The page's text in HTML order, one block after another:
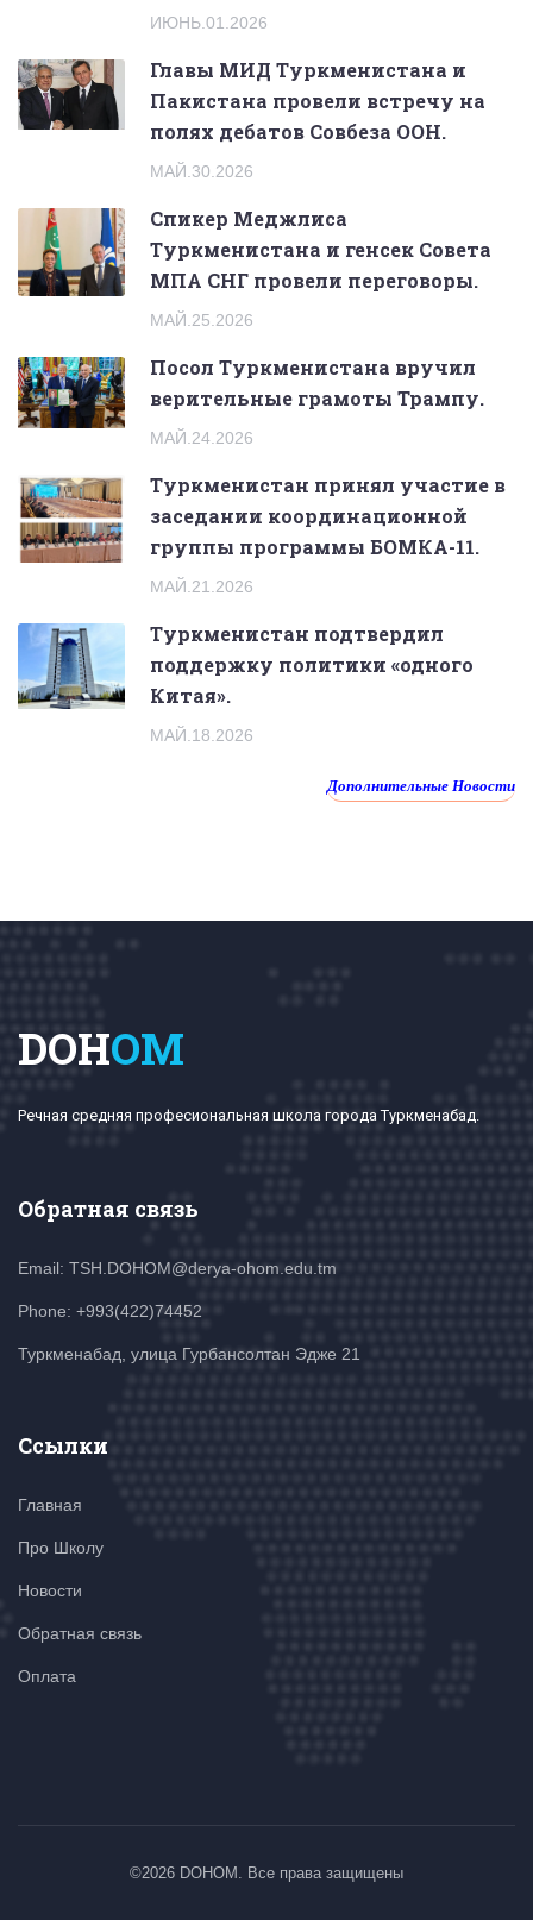
ИЮНЬ.01.2026
Главы МИД Туркменистана и
Пакистана провели встречу на
полях дебатов Совбеза ООН.
МАЙ.30.2026
Спикер Меджлиса
Туркменистана и генсек Совета
МПА СНГ провели переговоры.
МАЙ.25.2026
Посол Туркменистана вручил
верительные грамоты Трампу.
МАЙ.24.2026
Туркменистан принял участие в
заседании координационной
группы программы БОМКА-11.
МАЙ.21.2026
Туркменистан подтвердил
поддержку политики «одного
Китая».
МАЙ.18.2026
Дополнительные Новости
DOHOM
Речная средняя професиональная школа города Туркменабад.
Обратная связь
Email: TSH.DOHOM@derya-ohom.edu.tm
Phone: +993(422)74452
Туркменабад, улица Гурбансолтан Эдже 21
Ссылки
Главная
Про Школу
Новости
Обратная связь
Оплата
©2026 DOHOM. Все права защищены